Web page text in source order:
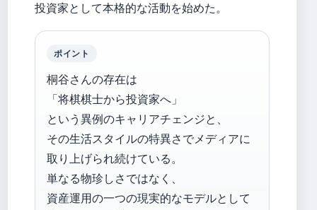
投資家として本格的な活動を始めた。
ポイント
桐谷さんの存在は
「将棋棋士から投資家へ」
という異例のキャリアチェンジと、
その生活スタイルの特異さでメディアに
取り上げられ続けている。
単なる物珍しさではなく、
資産運用の一つの現実的なモデルとして